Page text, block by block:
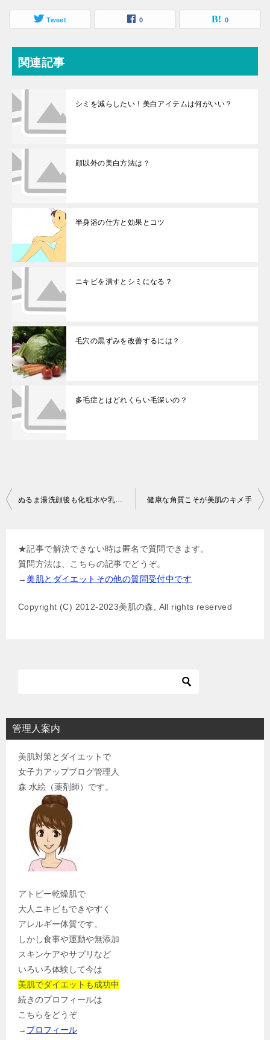
Tweet 0 0
関連記事
シミを減らしたい！美白アイテムは何がいい？
顔以外の美白方法は？
半身浴の仕方と効果とコツ
ニキビを潰すとシミになる？
毛穴の黒ずみを改善するには？
多毛症とはどれくらい毛深いの？
投
ぬるま湯洗顔後も化粧水や乳液は必要？ 健康な角質こそが美肌のキメ手
★記事で解決できない時は匿名で質問できます。
質問方法は、こちらの記事でどうぞ。
→ 美肌とダイエットその他の質問受付中です
Copyright (C) 2012-2023美肌の森, All rights reserved
管理人案内
美肌対策とダイエットで
女子力アップブログ管理人
森 水絵（薬剤師）です。
アトピー乾燥肌で
大人ニキビもできやすく
アレルギー体質です。
しかし食事や運動や無添加
スキンケアやサプリなど
いろいろ体験して今は
美肌でダイエットも成功中
続きのプロフィールは
こちらをどうぞ
→ プロフィール